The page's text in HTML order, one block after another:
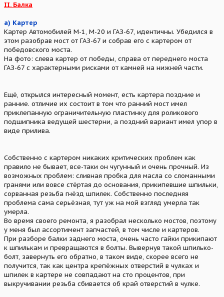
II. Балка
а) Картер
Картер Автомобилей М-1, М-20 и ГАЗ-67, идентичны. Убедился в
этом разобрав мост от ГАЗ-67 и собрав его с картером от
победовского моста.
На фото: слева картер от победы, справа от переднего моста
ГАЗ-67 с характерными рисками от камней на нижней части.
Ещё, открылся интересный момент, есть картера поздние и
ранние. отличие их состоит в том что ранний мост имел
приклепанную ограничительную пластинку для роликового
подшипника ведущей шестерни, а поздний вариант имел упор в
виде прилива.
Собственно с картером никаких критических проблем как
правило не бывает, все-таки он чугунный и очень прочный. Из
возможных проблем: сливная пробка для масла со сломанными
гранями или вовсе стёртая до основания, прикипевшие шпильки,
сорванная резьба гнёзд шпилек. Собственно последняя
проблема сама серьёзная, тут уж на мой взгляд умерла так
умерла.
Во время своего ремонта, я разобрал несколько мостов, поэтому
у меня был ассортимент запчастей, в том числе и картеров.
При разборе балки заднего моста, очень часто гайки прикипают
к шпилькам и превращаются в болты. Вывернув такой шпилько-
болт, завернуть его обратно, в таком виде, скорее всего не
получится, так как центра крепёжных отверстий в чулках и
шпилек в картере не совпадают на сто процентов, при
выкручивании резьба сбивается об край отверстий в чулке.